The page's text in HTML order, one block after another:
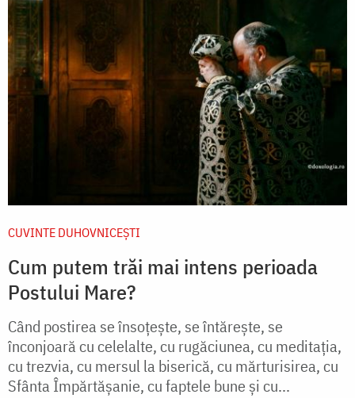
CUVINTE DUHOVNICEȘTI
Cum putem trăi mai intens perioada
Postului Mare?
Când postirea se însoțește, se întărește, se
înconjoară cu celelalte, cu rugăciunea, cu meditația,
cu trezvia, cu mersul la biserică, cu mărturisirea, cu
Sfânta Împărtășanie, cu faptele bune și cu...